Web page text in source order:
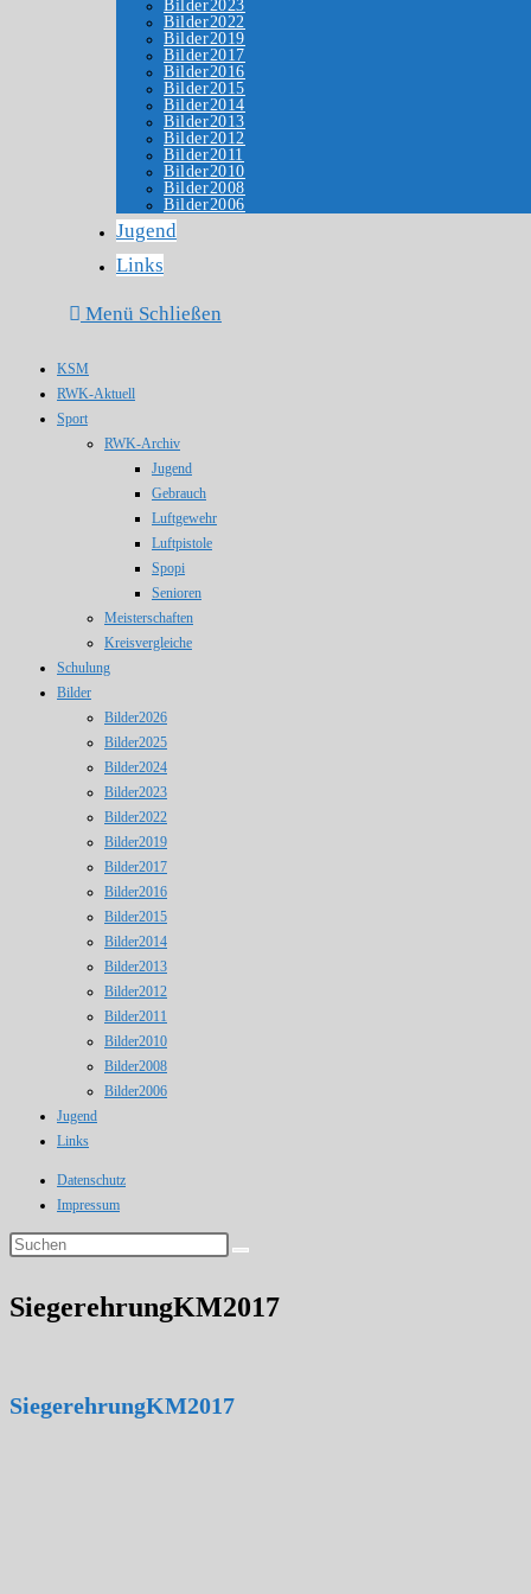
Bilder2023
Bilder2022
Bilder2019
Bilder2017
Bilder2016
Bilder2015
Bilder2014
Bilder2013
Bilder2012
Bilder2011
Bilder2010
Bilder2008
Bilder2006
Jugend
Links
Menü Schließen
KSM
RWK-Aktuell
Sport
RWK-Archiv
Jugend
Gebrauch
Luftgewehr
Luftpistole
Spopi
Senioren
Meisterschaften
Kreisvergleiche
Schulung
Bilder
Bilder2026
Bilder2025
Bilder2024
Bilder2023
Bilder2022
Bilder2019
Bilder2017
Bilder2016
Bilder2015
Bilder2014
Bilder2013
Bilder2012
Bilder2011
Bilder2010
Bilder2008
Bilder2006
Jugend
Links
Datenschutz
Impressum
SiegerehrungKM2017
SiegerehrungKM2017